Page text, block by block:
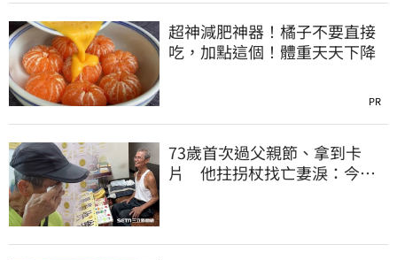
超神減肥神器！橘子不要直接
吃，加點這個！體重天天下降
PR
73歲首次過父親節、拿到卡
片 他拄拐杖找亡妻淚：今天